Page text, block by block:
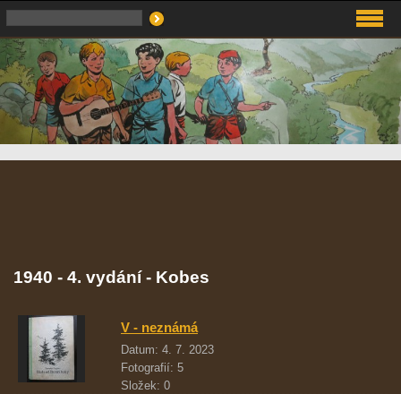
1940 - 4. vydání - Kobes
V - neznámá
Datum: 4. 7. 2023
Fotografií: 5
Složek: 0